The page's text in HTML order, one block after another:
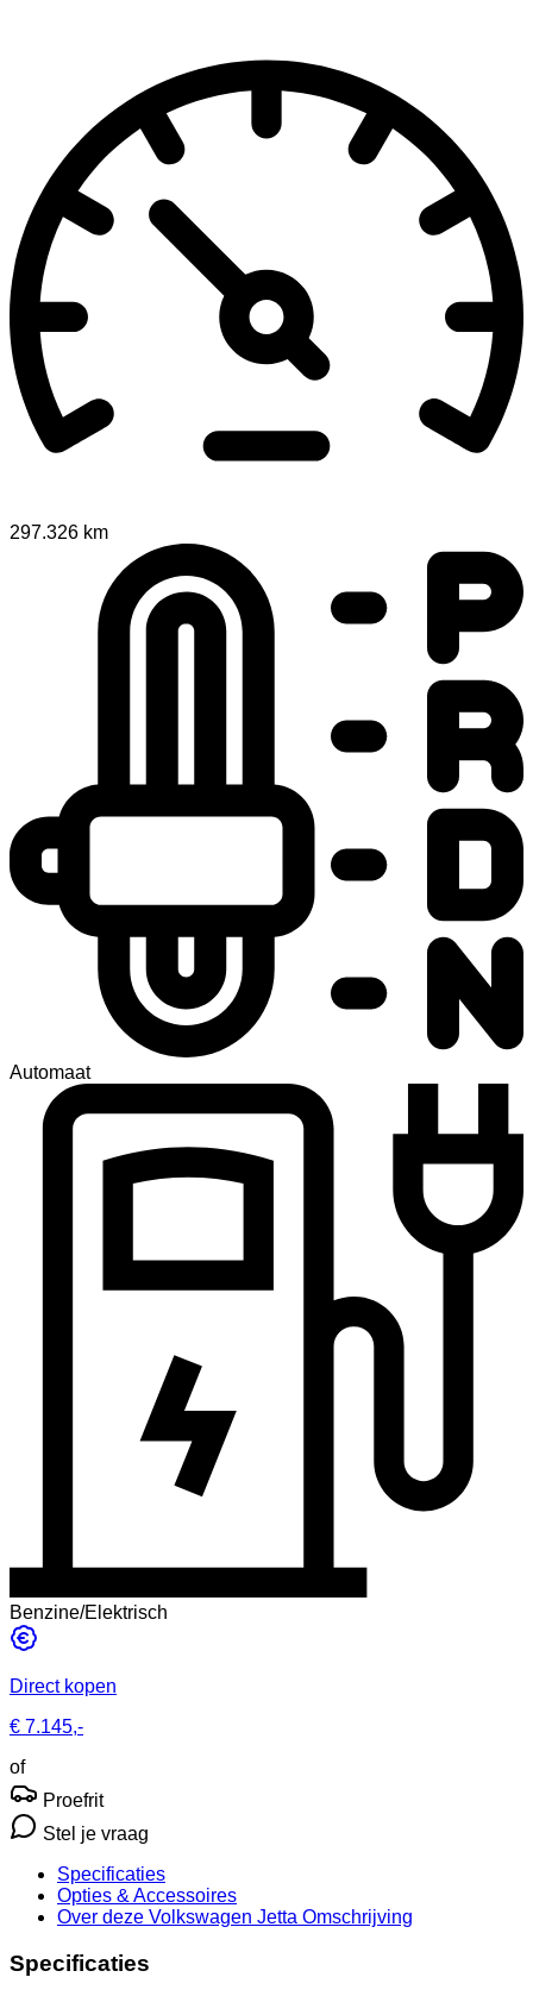
297.326 km
Automaat
Benzine/Elektrisch
Direct kopen
€ 7.145,-
of
Proefrit
Stel je vraag
Specificaties
Opties & Accessoires
Over deze Volkswagen Jetta Omschrijving
Specificaties